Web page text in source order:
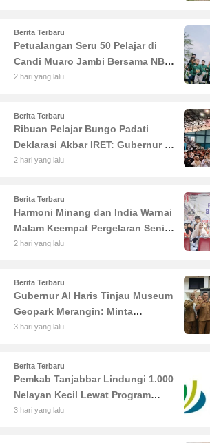
Berita Terbaru
Petualangan Seru 50 Pelajar di
Candi Muaro Jambi Bersama NBT
Coal Group
2 hari yang lalu
Berita Terbaru
Ribuan Pelajar Bungo Padati
Deklarasi Akbar IRET: Gubernur Al
Haris Sentil Bahaya Judi Online
2 hari yang lalu
Berita Terbaru
Harmoni Minang dan India Warnai
Malam Keempat Pergelaran Seni
Budaya di Alun-Alun Kuala
2 hari yang lalu
Berita Terbaru
Gubernur Al Haris Tinjau Museum
Geopark Merangin: Minta
Pengelola Genjot Inovasi dan
3 hari yang lalu
Berita Terbaru
Pemkab Tanjabbar Lindungi 1.000
Nelayan Kecil Lewat Program
BPJS Ketenagakerjaan
3 hari yang lalu